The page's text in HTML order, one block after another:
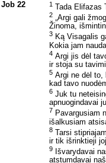
Job 22 1 Tada Elifazas
2 „Argi gali
Žinoma,
3 Ką Visagalis
Kokia jam
4 Argi jis dėl
ir stoja su
5 Argi ne dėl to,
kad tavo
6 Juk tu
apnuogindavai
7 Pavargusiam
išalkusiam
8 Tarsi
ir tik išrinktieji
9 Išvarydavai
atstumdavai